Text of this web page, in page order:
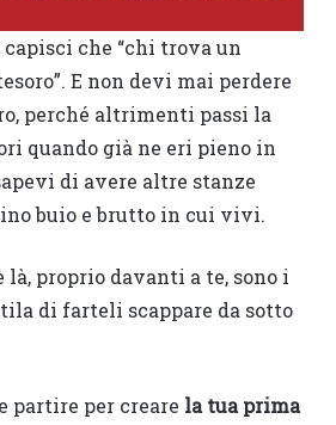
capisci che “chi trova un
E non devi mai perdere
perché altrimenti passi la
quando già ne eri pieno in
di avere altre stanze
buio e brutto in cui vivi.
là, proprio davanti a te, sono i
di farteli scappare da sotto
partire per creare la tua prima